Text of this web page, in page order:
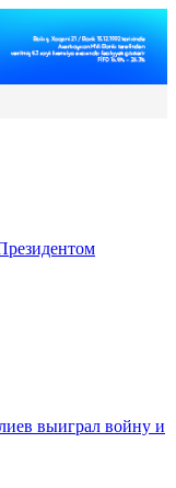
выиграл войну и